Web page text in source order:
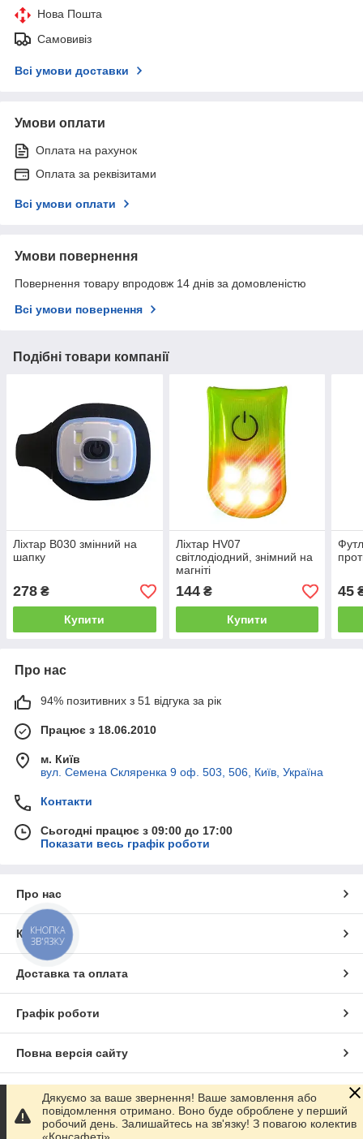
Нова Пошта
Самовивіз
Всі умови доставки
Умови оплати
Оплата на рахунок
Оплата за реквізитами
Всі умови оплати
Умови повернення
Повернення товару впродовж 14 днів за домовленістю
Всі умови повернення
Подібні товари компанії
Ліхтар B030 змінний на
шапку
278 ₴
Купити
Ліхтар HV07
світлодіодний, знімний на
магніті
144₴
Купити
45
Про нас
94% позитивних з 51 відгука за рік
Працює з 18.06.2010
м. Київ
вул. Семена Скляренка 9 оф. 503, 506, Київ, Україна
Контакти
Сьогодні працює з 09:00 до 17:00
Показати весь графік роботи
Про нас
Контакти
Доставка та оплата
Графік роботи
Повна версія сайту
Сайт створено на маркетплейсіProm.ua
Політика конфіденційності
Дякуємо за ваше звернення! Ваше замовлення або
повідомлення отримано. Воно буде оброблене у перший
робочий день. Залишайтесь на зв'язку! З повагою колектив
КНОПКА
ЗВ'ЯЗКУ